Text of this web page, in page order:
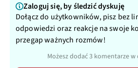
Zaloguj się, by śledzić dyskuję
Dołącz do użytkowników, pisz bez
odpowiedzi oraz reakcje na swoje
przegap ważnych rozmów!
Możesz dodać 3 komentarze w